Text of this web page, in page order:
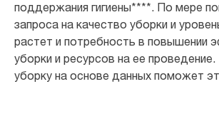
поддержания гигиены****. По мере
запроса на качество уборки и
растет и потребность в повышении
уборки и ресурсов на ее
уборку на основе данных поможет